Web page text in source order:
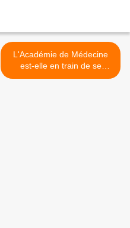
L'Académie de Médecine
est-elle en train de se
recycler dans l'industrie du